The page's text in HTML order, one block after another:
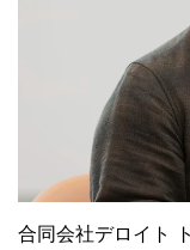
合同会社デロイト